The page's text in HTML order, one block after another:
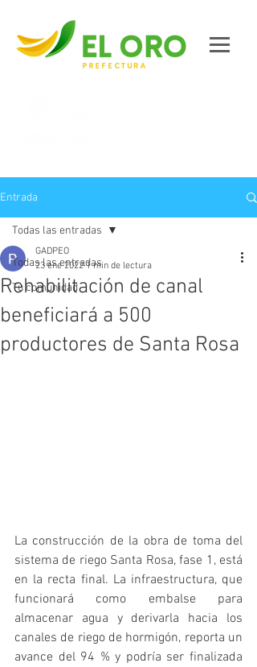
Entrada
Todas las entradas
Tu comunidad
Todas las entradas
Rehabilitación de canal
beneficiará a 500
productores de Santa Rosa
GADPEO
23 ene 2022 1 min de lectura
La construcción de la obra de toma del
sistema de riego Santa Rosa, fase 1, está
en la recta final. La infraestructura, que
funcionará como embalse para
almacenar agua y derivarla hacia los
canales de riego de hormigón, reporta un
avance del 94 % y podría ser finalizada